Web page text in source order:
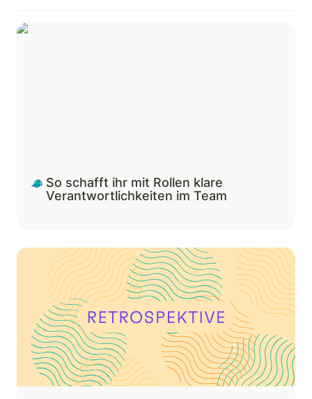
So schafft ihr mit Rollen klare Verantwortlichkeiten
So schafft ihr mit Rollen klare
Verantwortlichkeiten im Team
So werdet ihr mit Retrospektiven ein besseres Team